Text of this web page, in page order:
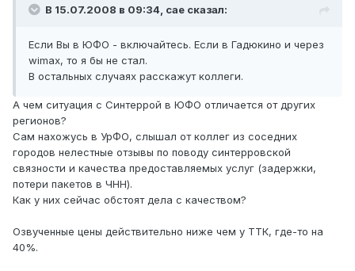
В 15.07.2008 в 09:34, cae сказал:
Если Вы в ЮФО - включайтесь. Если в Гадюкино и через
wimax, то я бы не стал.
В остальных случаях расскажут коллеги.
А чем ситуация с Синтеррой в ЮФО отличается от других
регионов?
Сам нахожусь в УрФО, слышал от коллег из соседних
городов нелестные отзывы по поводу синтерровской
связности и качества предоставляемых услуг (задержки,
потери пакетов в ЧНН).
Как у них сейчас обстоят дела с качеством?
Озвученные цены действительно ниже чем у ТТК, где-то на
40%.